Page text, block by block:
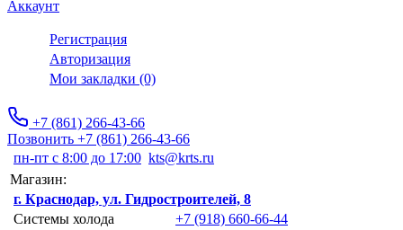
Аккаунт
Регистрация
Авторизация
Мои закладки (0)
+7 (861) 266-43-66
Позвонить +7 (861) 266-43-66
пн-пт с 8:00 до 17:00 kts@krts.ru
Магазин:
г. Краснодар, ул. Гидростроителей, 8
Системы холода
+7 (918) 660-66-44